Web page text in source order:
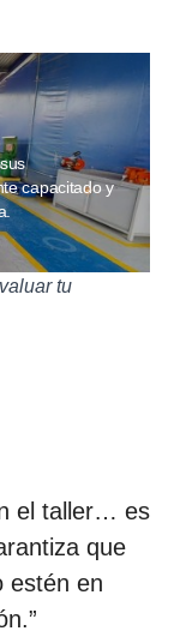
capacitado y
tu
el taller… es
que
estén en